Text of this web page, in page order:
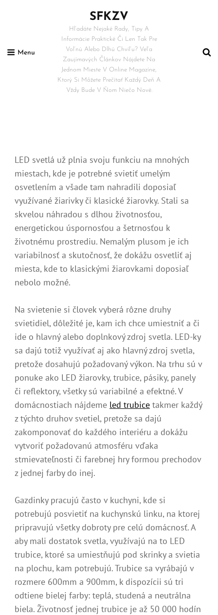
Menu
SFKZV
Hľadáte Nejaké Rady, Tipy A
Informácie Praktické Či Len Tak Pre
Voľnú Alebo Dlhú Chvíľu? Veľa
Zaujímavých Článkov Nájdete Na
Jednom Mieste V Online Magazíne,
Ktorý Si Môžete Prečítať Každý Deň A
Vždy Bude V Ňom Niečo Nové.
LED svetlá už plnia svoju funkciu na mnohých
miestach, kde je potrebné svietiť umelým
osvetlením a všade tam nahradili doposiaľ
využívané žiarivky či klasické žiarovky. Stali sa
skvelou náhradou s dlhou životnosťou,
energetickou úspornosťou a šetrnosťou k
životnému prostrediu. Nemalým plusom je ich
variabilnosť a skutočnosť, že dokážu osvetliť aj
miesta, kde to klasickými žiarovkami doposiaľ
nebolo možné.
Na svietenie si človek vyberá rôzne druhy
svietidiel, dôležité je, kam ich chce umiestniť a či
ide o hlavný alebo doplnkový zdroj svetla. LED-ky
sa dajú totiž využívať aj ako hlavný zdroj svetla,
pretože dosahujú požadovaný výkon. Na trhu sú v
ponuke ako LED žiarovky, trubice, pásiky, panely
či reflektory, všetky sú variabilné a efektné. V
domácnostiach nájdeme led trubice takmer každý
z týchto druhov svetiel, pretože sa dajú
zakomponovať do každého interiéru a dokážu
vytvoriť požadovanú atmosféru vďaka
stmievateľnosti či farebnej hry formou prechodov
z jednej farby do inej.
Gazdinky pracujú často v kuchyni, kde si
potrebujú posvietiť na kuchynskú linku, na ktorej
pripravujú všetky dobroty pre celú domácnosť. A
aby mali dostatok svetla, využívajú na to LED
trubice, ktoré sa umiestňujú pod skrinky a svietia
na plochu, kam potrebujú. Trubice sa vyrábajú v
rozmere 600mm a 900mm, k dispozícii sú tri
odtiene bielej farby: teplá, studená a neutrálna
biela. Životnosť jednej trubice je až 50 000 hodín